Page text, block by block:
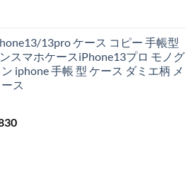
13pro ケース コピー 手帳型
スマホケースiPhone13プロ モノグ
iphone 手帳 型 ケース ダミエ柄 メ
ス
現